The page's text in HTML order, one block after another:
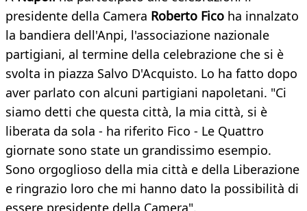
presidente della Camera Roberto Fico ha innalzato
la bandiera dell'Anpi, l'associazione nazionale
partigiani, al termine della celebrazione che si è
svolta in piazza Salvo D'Acquisto. Lo ha fatto dopo
aver parlato con alcuni partigiani napoletani. "Ci
siamo detti che questa città, la mia città, si è
liberata da sola - ha riferito Fico - Le Quattro
giornate sono state un grandissimo esempio.
Sono orgoglioso della mia città e della Liberazione
e ringrazio loro che mi hanno dato la possibilità di
essere presidente della Camera".